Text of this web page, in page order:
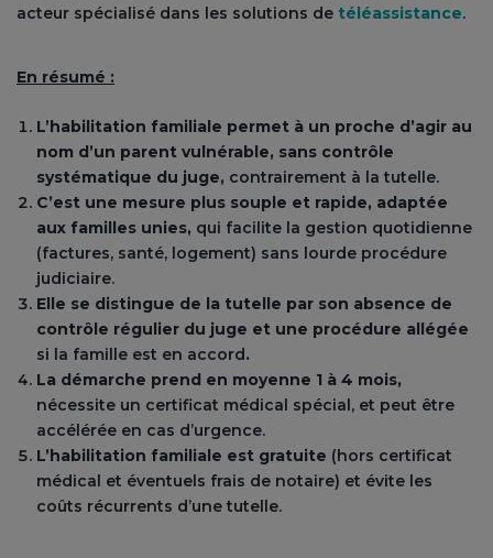
acteur spécialisé dans les solutions de téléassistance.
En résumé :
L’habilitation familiale permet à un proche d’agir au
nom d’un parent vulnérable, sans contrôle
systématique du juge, contrairement à la tutelle.
C’est une mesure plus souple et rapide, adaptée
aux familles unies, qui facilite la gestion quotidienne
(factures, santé, logement) sans lourde procédure
judiciaire.
Elle se distingue de la tutelle par son absence de
contrôle régulier du juge et une procédure allégée
si la famille est en accord.
La démarche prend en moyenne 1 à 4 mois,
nécessite un certificat médical spécial, et peut être
accélérée en cas d’urgence.
L’habilitation familiale est gratuite (hors certificat
médical et éventuels frais de notaire) et évite les
coûts récurrents d’une tutelle.